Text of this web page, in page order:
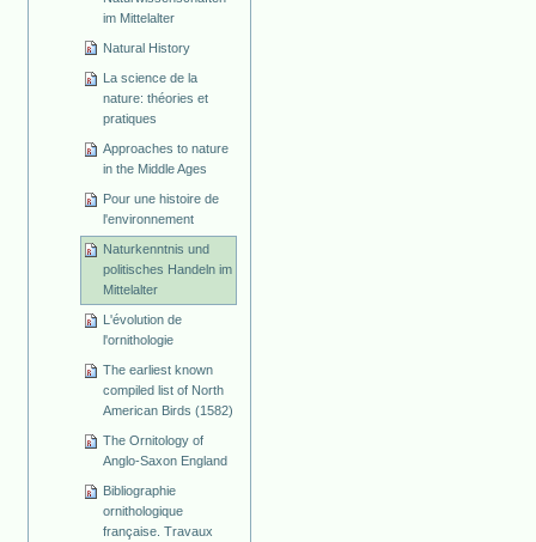
im Mittelalter
Natural History
La science de la
nature: théories et
pratiques
Approaches to nature
in the Middle Ages
Pour une histoire de
l'environnement
Naturkenntnis und
politisches Handeln im
Mittelalter
L'évolution de
l'ornithologie
The earliest known
compiled list of North
American Birds (1582)
The Ornitology of
Anglo-Saxon England
Bibliographie
ornithologique
française. Travaux